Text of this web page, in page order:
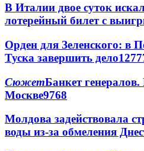
В Италии двое суток
лотерейный билет с
Орден для Зеленского: в
Туска завершить дело
СюжетБанкет
Москве9768
Молдова задействовала
воды из-за обмеления